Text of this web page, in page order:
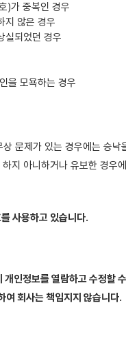
)가 중복인 경우
지 않은 경우
실되었던 경우
을 모욕하는 경우
문제가 있는 경우에는 승낙
지 아니하거나 유보한 경
사용하고 있습니다.
인정보를 열람하고 수정할
여 회사는 책임지지 않습니다.